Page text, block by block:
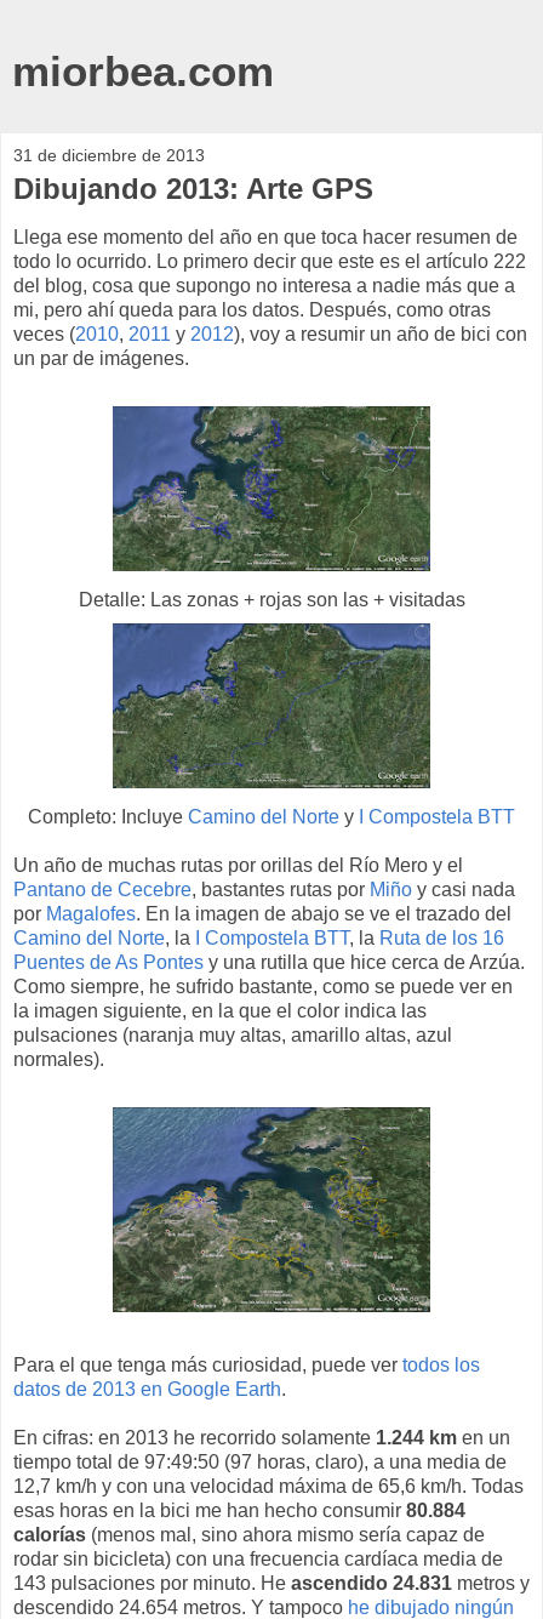
miorbea.com
31 de diciembre de 2013
Dibujando 2013: Arte GPS
Llega ese momento del año en que toca hacer resumen de
todo lo ocurrido. Lo primero decir que este es el artículo 222
del blog, cosa que supongo no interesa a nadie más que a
mi, pero ahí queda para los datos. Después, como otras
veces (2010, 2011 y 2012), voy a resumir un año de bici con
un par de imágenes.
Detalle: Las zonas + rojas son las + visitadas
Completo: Incluye Camino del Norte y I Compostela BTT
Un año de muchas rutas por orillas del Río Mero y el
Pantano de Cecebre, bastantes rutas por Miño y casi nada
por Magalofes. En la imagen de abajo se ve el trazado del
Camino del Norte, la I Compostela BTT, la Ruta de los 16
Puentes de As Pontes y una rutilla que hice cerca de Arzúa.
Como siempre, he sufrido bastante, como se puede ver en
la imagen siguiente, en la que el color indica las
pulsaciones (naranja muy altas, amarillo altas, azul
normales).
Para el que tenga más curiosidad, puede ver todos los
datos de 2013 en Google Earth.
En cifras: en 2013 he recorrido solamente 1.244 km en un
tiempo total de 97:49:50 (97 horas, claro), a una media de
12,7 km/h y con una velocidad máxima de 65,6 km/h. Todas
esas horas en la bici me han hecho consumir 80.884
calorías (menos mal, sino ahora mismo sería capaz de
rodar sin bicicleta) con una frecuencia cardíaca media de
143 pulsaciones por minuto. He ascendido 24.831 metros y
descendido 24.654 metros. Y tampoco he dibujado ningún